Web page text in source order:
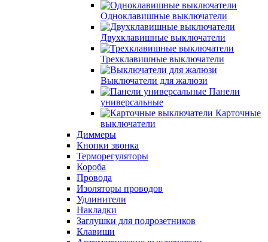
Одноклавишные выключатели
Двухклавишные выключатели
Трехклавишные выключатели
Выключатели для жалюзи
Панели
универсальные
Карточные
выключатели
Диммеры
Кнопки звонка
Терморегуляторы
Короба
Провода
Изоляторы проводов
Удлинители
Накладки
Заглушки для подрозетников
Клавиши